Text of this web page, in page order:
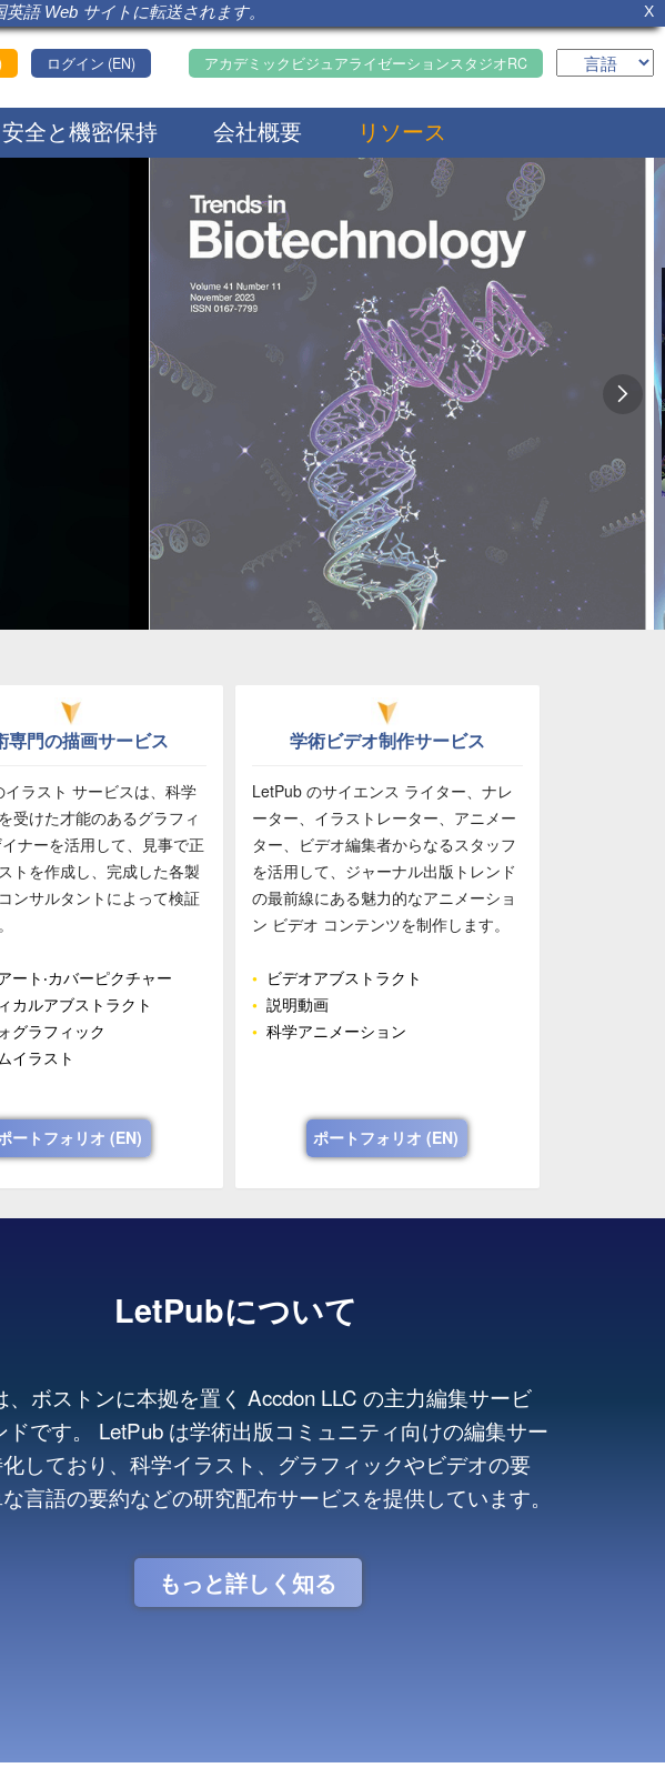
X
語 Web サイトに転送されます。
アカデミックビジュアライゼーションスタジオRC
ログイン (EN)
安全と機密保持 会社概要 リソース

専門の描画サービス
イラスト サービスは、科学
受けた才能のあるグラフィ
ナーを活用して、見事で正
トを作成し、完成した各製
ンサルタントによって検証
ート‧カバーピクチャー
カルアブストラクト
グラフィック
イラスト
ートフォリオ (EN)
学術ビデオ制作サービス
LetPub のサイエンス ライター、ナレ
ーター、イラストレーター、アニメー
ター、ビデオ編集者からなるスタッフ
を活用して、ジャーナル出版トレンド
の最前線にある魅力的なアニメーショ
ン ビデオ コンテンツを制作します。
• ビデオアブストラクト
• 説明動画
• 科学アニメーション
ポートフォリオ (EN)
LetPubについて
、ボストンに本拠を置く Accdon LLC の主力編集サービ
ドです。 LetPub は学術出版コミュニティ向けの編集サー
しており、科学イラスト、グラフィックやビデオの要
言語の要約などの研究配布サービスを提供しています。
もっと詳しく知る